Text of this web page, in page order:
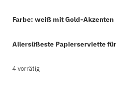
Farbe: weiß mit Gold-Akzenten
Allersüßeste Papierserviette
4 vorrätig